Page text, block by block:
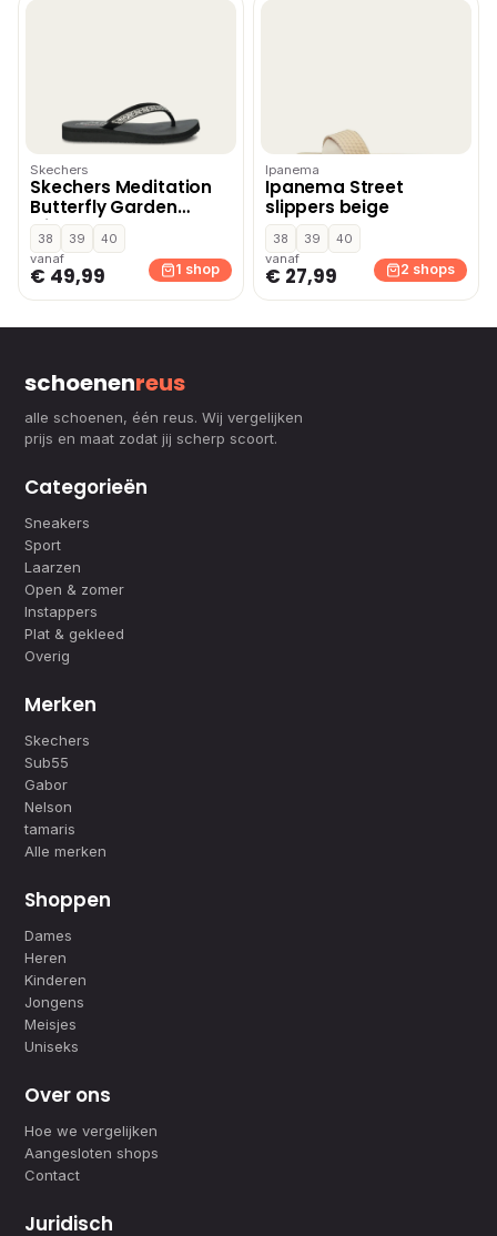
Skechers
Skechers Meditation
Butterfly Garden
slippers – Zwart
38 39
40
vanaf
€ 49,99 1 shop
Ipanema
Ipanema Street
slippers beige
38 39
40
vanaf
€ 27,99 2 shops
schoenenreus
alle schoenen, één reus. Wij vergelijken
prijs en maat zodat jij scherp scoort.
Categorieën
Sneakers
Sport
Laarzen
Open & zomer
Instappers
Plat & gekleed
Overig
Merken
Skechers
Sub55
Gabor
Nelson
tamaris
Alle merken
Shoppen
Dames
Heren
Kinderen
Jongens
Meisjes
Uniseks
Over ons
Hoe we vergelijken
Aangesloten shops
Contact
Juridisch